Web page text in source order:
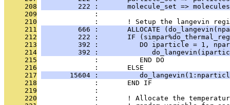
     208
222 :       molecule_set =>
     209
              :
     210
:       ! Setup the langevin
     211
666 :       ALLOCATE
     212
222 :       IF
     213
392 :          DO iparticle = 1,
     214
392 :
     215
              :          END DO
     216
              :       ELSE
     217
15604 :
     218
              :       END IF
     219
              :
     220
:       ! Allocate the